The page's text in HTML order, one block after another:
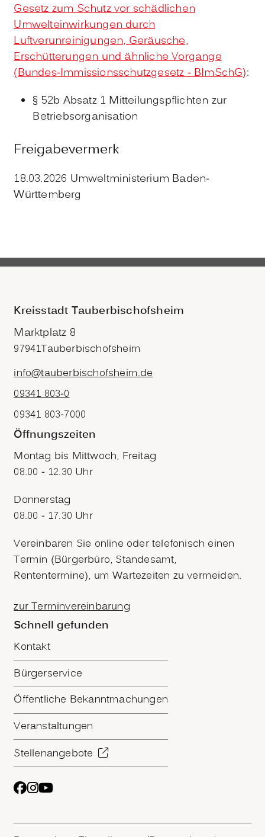
Gesetz zum Schutz vor schädlichen
Umwelteinwirkungen durch
Luftverunreinigungen, Geräusche,
Erschütterungen und ähnliche Vorgange
(Bundes-Immissionsschutzgesetz - BImSchG):
§ 52b Absatz 1 Mitteilungspflichten zur
Betriebsorganisation
Freigabevermerk
18.03.2026 Umweltministerium Baden-
Württemberg
Kreisstadt Tauberbischofsheim
Marktplatz 8
97941Tauberbischofsheim
info@tauberbischofsheim.de
09341 803-0
09341 803-7000
Öffnungszeiten
Montag bis Mittwoch, Freitag
08.00 - 12.30 Uhr
Donnerstag
08.00 - 17.30 Uhr
Vereinbaren Sie online oder telefonisch einen
Termin (Bürgerbüro, Standesamt,
Rententermine), um Wartezeiten zu vermeiden.
zur Terminvereinbarung
Schnell gefunden
Kontakt
Bürgerservice
Öffentliche Bekanntmachungen
Veranstaltungen
Stellenangebote